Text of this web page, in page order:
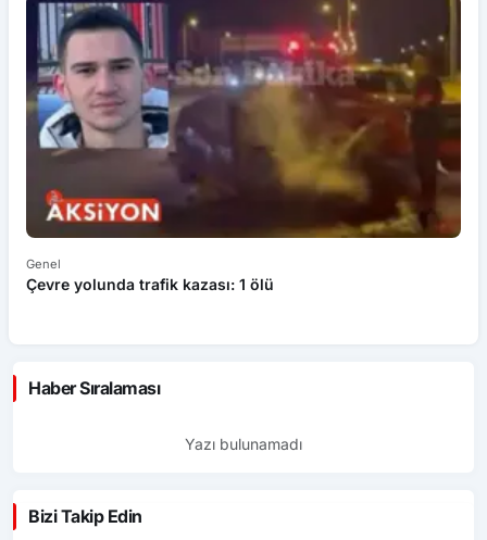
Genel
Çevre yolunda trafik kazası: 1 ölü
Haber Sıralaması
Yazı bulunamadı
Bizi Takip Edin